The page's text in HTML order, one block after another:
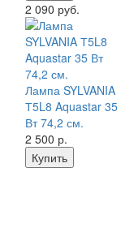
2 090 руб.
Лампа SYLVANIA
Т5L8 Aquastar 35
Вт 74,2 см.
2 500 р.
Купить